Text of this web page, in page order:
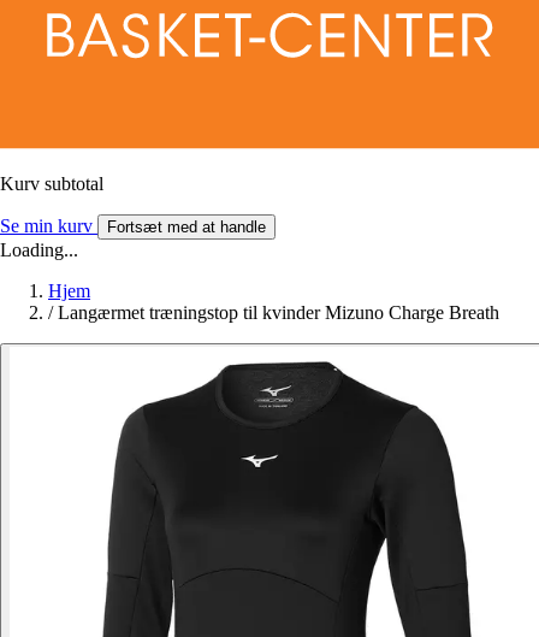
Kurv subtotal
Se min kurv Fortsæt med at handle
Loading...
Hjem
/ Langærmet træningstop til kvinder Mizuno Charge Breath